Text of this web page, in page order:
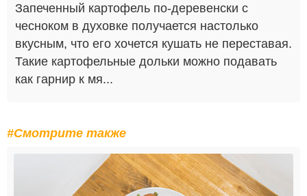
Запеченный картофель по-деревенски с
чесноком в духовке получается настолько
вкусным, что его хочется кушать не переставая.
Такие картофельные дольки можно подавать
как гарнир к мя...
#Смотрите также